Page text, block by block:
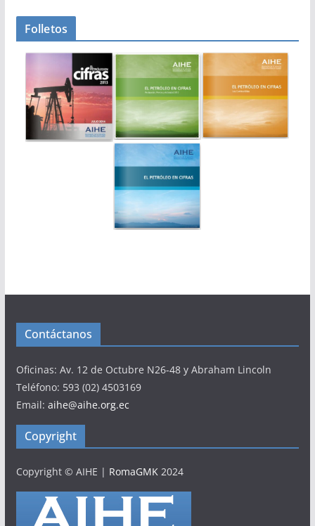
Folletos
Contáctanos
Oficinas: Av. 12 de Octubre N26-48 y Abraham Lincoln
Teléfono: 593 (02) 4503169
Email: aihe@aihe.org.ec
Copyright
Copyright © AIHE | RomaGMK2024